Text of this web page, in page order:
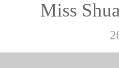
Miss